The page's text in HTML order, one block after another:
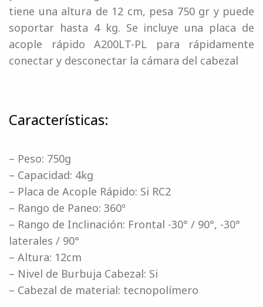
tiene una altura de 12 cm, pesa 750 gr y puede
soportar hasta 4 kg. Se incluye una placa de
acople rápido A200LT-PL para rápidamente
conectar y desconectar la cámara del cabezal
Características:
– Peso: 750g
– Capacidad: 4kg
– Placa de Acople Rápido: Si RC2
– Rango de Paneo: 360º
– Rango de Inclinación: Frontal -30° / 90°, -30°
laterales / 90°
– Altura: 12cm
– Nivel de Burbuja Cabezal: Si
– Cabezal de material: tecnopolímero